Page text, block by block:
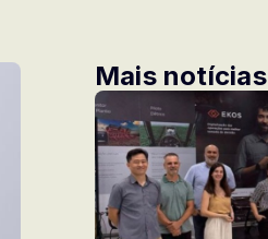
Mais notícias